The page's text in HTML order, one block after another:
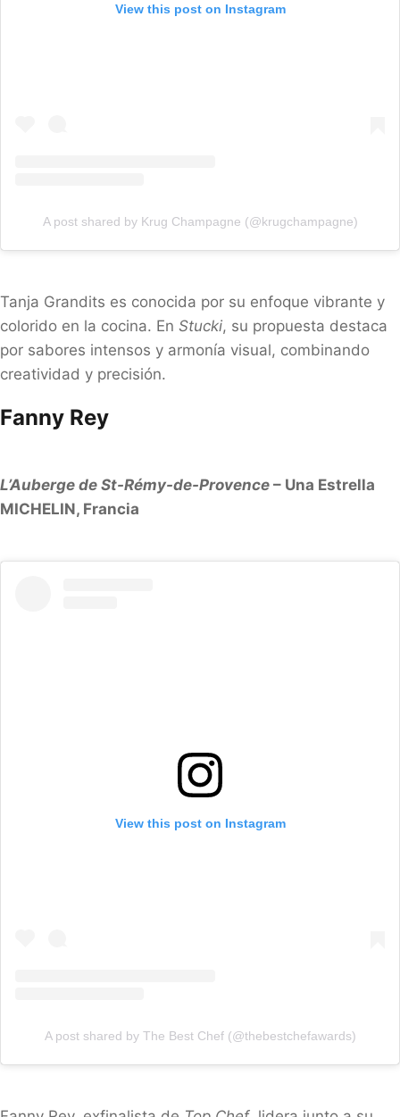
View this post on Instagram
A post shared by Krug Champagne (@krugchampagne)
Tanja Grandits es conocida por su enfoque vibrante y
colorido en la cocina. En Stucki, su propuesta destaca
por sabores intensos y armonía visual, combinando
creatividad y precisión.
Fanny Rey
L’Auberge de St-Rémy-de-Provence – Una Estrella
MICHELIN, Francia
View this post on Instagram
A post shared by The Best Chef (@thebestchefawards)